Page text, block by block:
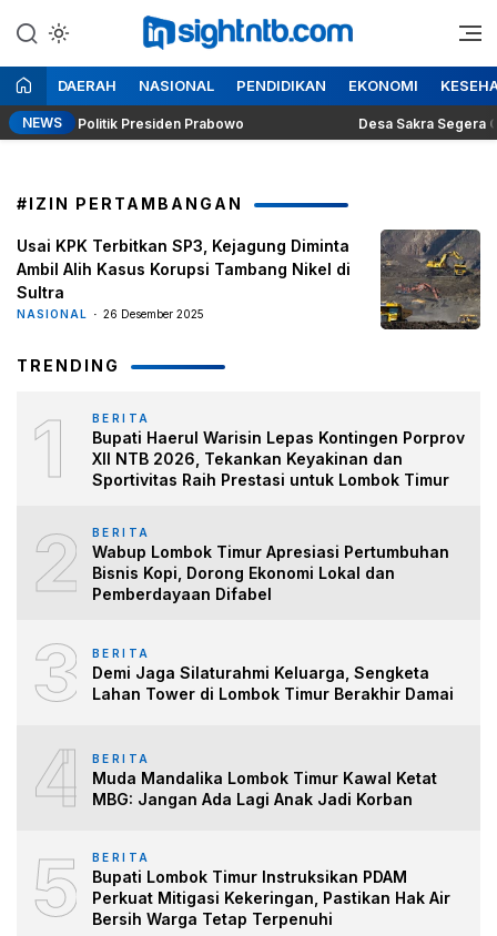
ke
konten
Insight NTB
Berita Seputar NTB
DAERAH NASIONAL PENDIDIKAN EKONOMI
NEWSPolitik Presiden Prabowo Desa Sakra Segera
#IZIN PERTAMBANGAN
Usai KPK Terbitkan SP3, Kejagung Diminta
Ambil Alih Kasus Korupsi Tambang Nikel di
Sultra
NASIONAL 26 Desember 2025
TRENDING
1 BERITA
Bupati Haerul Warisin Lepas Kontingen Porprov
XII NTB 2026, Tekankan Keyakinan dan
Sportivitas Raih Prestasi untuk Lombok Timur
2 BERITA
Wabup Lombok Timur Apresiasi Pertumbuhan
Bisnis Kopi, Dorong Ekonomi Lokal dan
Pemberdayaan Difabel
3 BERITA
Demi Jaga Silaturahmi Keluarga, Sengketa
Lahan Tower di Lombok Timur Berakhir Damai
4 BERITA
Muda Mandalika Lombok Timur Kawal Ketat
MBG: Jangan Ada Lagi Anak Jadi Korban
5 BERITA
Bupati Lombok Timur Instruksikan PDAM
Perkuat Mitigasi Kekeringan, Pastikan Hak Air
Bersih Warga Tetap Terpenuhi